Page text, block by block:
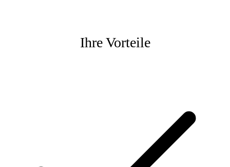
Ihre Vorteile